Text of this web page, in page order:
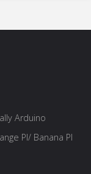
Arduino
PI/ Banana PI